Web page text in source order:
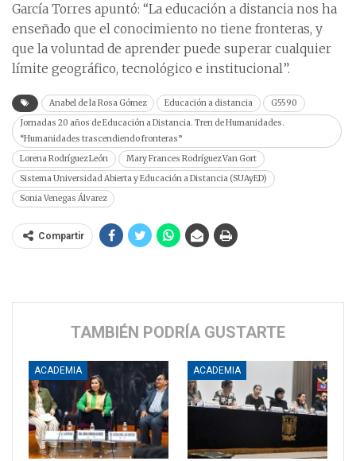
García Torres apuntó: “La educación a distancia nos ha
enseñado que el conocimiento no tiene fronteras, y
que la voluntad de aprender puede superar cualquier
límite geográfico, tecnológico e institucional”.
Anabel de la Rosa Gómez Educación a distancia
G5590
Jornadas 20 años de Educación a Distancia. Tren de Humanidades.
“Humanidades trascendiendo fronteras”
Lorena Rodríguez León
Mary Frances Rodríguez Van Gort
Sistema Universidad Abierta y Educación a Distancia (SUAyED)
Sonia Venegas Álvarez
Compartir
TAMBIÉN PODRÍA GUSTARTE
ACADEMIA ACADEMIA